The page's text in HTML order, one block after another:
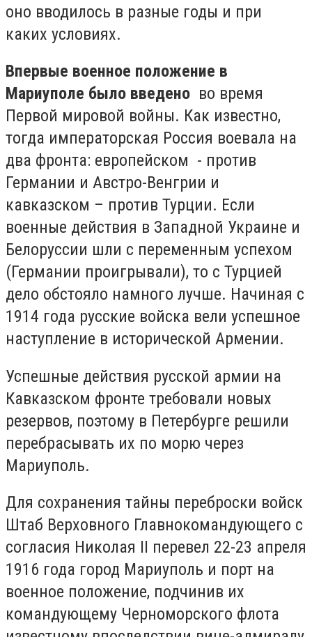
оно вводилось в разные годы и при
каких условиях.
Впервые военное положение в
Мариуполе было введено во время
Первой мировой войны. Как известно,
тогда императорская Россия воевала на
два фронта: европейском - против
Германии и Австро-Венгрии и
кавказском – против Турции. Если
военные действия в Западной Украине и
Белоруссии шли с переменным успехом
(Германии проигрывали), то с Турцией
дело обстояло намного лучше. Начиная с
1914 года русские войска вели успешное
наступление в исторической Армении.
Успешные действия русской армии на
Кавказском фронте требовали новых
резервов, поэтому в Петербурге решили
перебрасывать их по морю через
Мариуполь.
Для сохранения тайны переброски войск
Штаб Верховного Главнокомандующего с
согласия Николая II перевел 22-23 апреля
1916 года город Мариуполь и порт на
военное положение, подчинив их
командующему Черноморского флота